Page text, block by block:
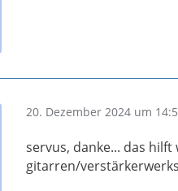
20. Dezember 2024 um
servus, danke... das
gitarren/